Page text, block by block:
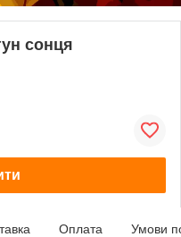
сонця
Оплата Умови